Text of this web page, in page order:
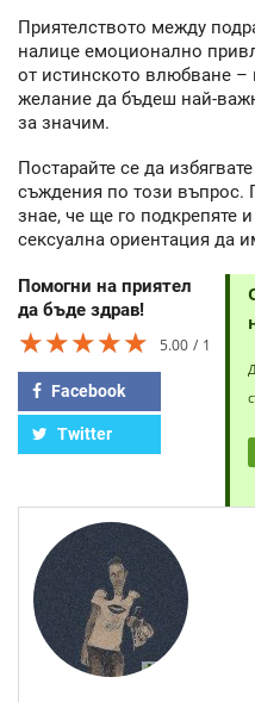
Приятелството между
налице емоционално
от истинското влюбване –
желание да бъдеш най-
за значим.
Постарайте се да
съждения по този въпрос.
знае, че ще го подкрепяте
сексуална ориентация да
Помогни на приятел
да бъде здрав!
★★★★★
★★★★★
★★★★★ 5.00 1
Facebook
Twitter